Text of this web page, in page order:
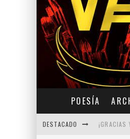
POESÍA
DESTACADO